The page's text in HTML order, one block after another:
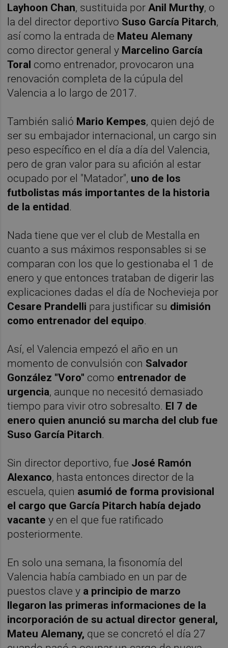
Layhoon Chan, sustituida porAnil Murthy, o
la del director deportivo Suso García Pitarch,
así como la entrada de Mateu Alemany
como director general y Marcelino García
Toral como entrenador, provocaron una
renovación completa de la cúpula del
Valencia a lo largo de 2017.
También salió Mario Kempes, quien dejó de
ser su embajador internacional, un cargo sin
peso específico en el día a día del Valencia,
pero de gran valor para su afición al estar
ocupado por el "Matador", uno de los
futbolistas más importantes de la historia
de la entidad.
Nada tiene que ver el club de Mestalla en
cuanto a sus máximos responsables si se
comparan con los que lo gestionaba el 1 de
enero y que entonces trataban de digerir las
explicaciones dadas el día de Nochevieja por
Cesare Prandelli para justificar su dimisión
como entrenador del equipo.
Así, el Valencia empezó el año en un
momento de convulsión con Salvador
González "Voro" como entrenador de
urgencia, aunque no necesitó demasiado
tiempo para vivir otro sobresalto. El 7 de
enero quien anunció su marcha del club fue
Suso García Pitarch.
Sin director deportivo, fue José Ramón
Alexanco, hasta entonces director de la
escuela, quien asumió de forma provisional
el cargo que García Pitarch había dejado
vacante y en el que fue ratificado
posteriormente.
En solo una semana, la fisonomía del
Valencia había cambiado en un par de
puestos clave y a principio de marzo
llegaron las primeras informaciones de la
incorporación de su actual director general,
Mateu Alemany, que se concretó el día 27